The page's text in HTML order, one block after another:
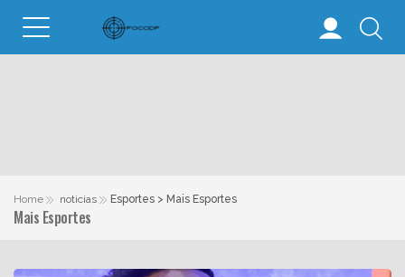
Home noticias Esportes > Mais Esportes
Mais Esportes